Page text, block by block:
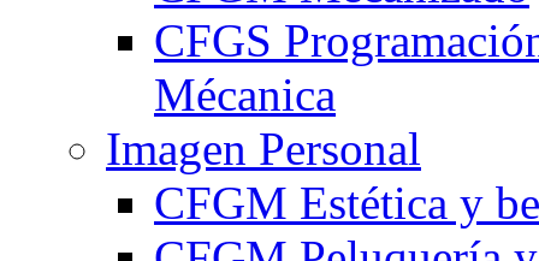
CFGS
Mécanica
Imagen Personal
CFGM Estética y